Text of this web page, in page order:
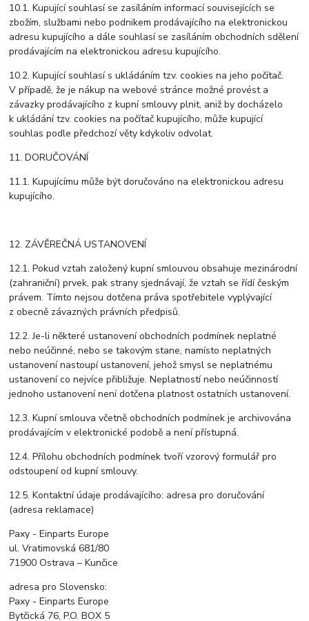
10.1. Kupující souhlasí se zasíláním informací souvisejících se
zbožím, službami nebo podnikem prodávajícího na elektronickou
adresu kupujícího a dále souhlasí se zasíláním obchodních sdělení
prodávajícím na elektronickou adresu kupujícího.
10.2. Kupující souhlasí s ukládáním tzv. cookies na jeho počítač.
V případě, že je nákup na webové stránce možné provést a
závazky prodávajícího z kupní smlouvy plnit, aniž by docházelo
k ukládání tzv. cookies na počítač kupujícího, může kupující
souhlas podle předchozí věty kdykoliv odvolat.
11. DORUČOVÁNÍ
11.1. Kupujícímu může být doručováno na elektronickou adresu
kupujícího.
12. ZÁVĚREČNÁ USTANOVENÍ
12.1. Pokud vztah založený kupní smlouvou obsahuje mezinárodní
(zahraniční) prvek, pak strany sjednávají, že vztah se řídí českým
právem. Tímto nejsou dotčena práva spotřebitele vyplývající
z obecně závazných právních předpisů.
12.2. Je-li některé ustanovení obchodních podmínek neplatné
nebo neúčinné, nebo se takovým stane, namísto neplatných
ustanovení nastoupí ustanovení, jehož smysl se neplatnému
ustanovení co nejvíce přibližuje. Neplatností nebo neúčinností
jednoho ustanovení není dotčena platnost ostatních ustanovení.
12.3. Kupní smlouva včetně obchodních podmínek je archivována
prodávajícím v elektronické podobě a není přístupná.
12.4. Přílohu obchodních podmínek tvoří vzorový formulář pro
odstoupení od kupní smlouvy.
12.5. Kontaktní údaje prodávajícího: adresa pro doručování
(adresa reklamace)
Paxy - Einparts Europe
ul. Vratimovská 681/80
71900 Ostrava – Kunčice
adresa pro Slovensko:
Paxy - Einparts Europe
Bytčická 76, P.O. BOX 5